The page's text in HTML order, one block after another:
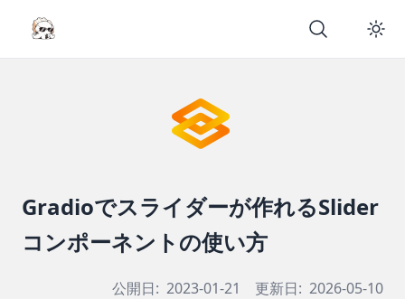
Gradioでスライダーが作れるSlider
コンポーネントの使い方
公開日: 2023-01-21 更新日: 2026-05-10